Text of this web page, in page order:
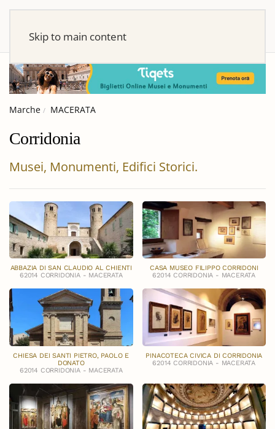
Skip to main content
Marche MACERATA
Corridonia
Musei, Monumenti, Edifici Storici.
ABBAZIA DI SAN CLAUDIO AL CHIENTI
62014 CORRIDONIA - MACERATA
CASA MUSEO FILIPPO CORRIDONI
62014 CORRIDONIA - MACERATA
CHIESA DEI SANTI PIETRO, PAOLO E
DONATO
62014 CORRIDONIA - MACERATA
PINACOTECA CIVICA DI CORRIDONIA
62014 CORRIDONIA - MACERATA